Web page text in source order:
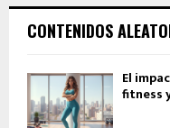
CONTENIDOS
El
fitness